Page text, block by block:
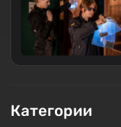
Категории